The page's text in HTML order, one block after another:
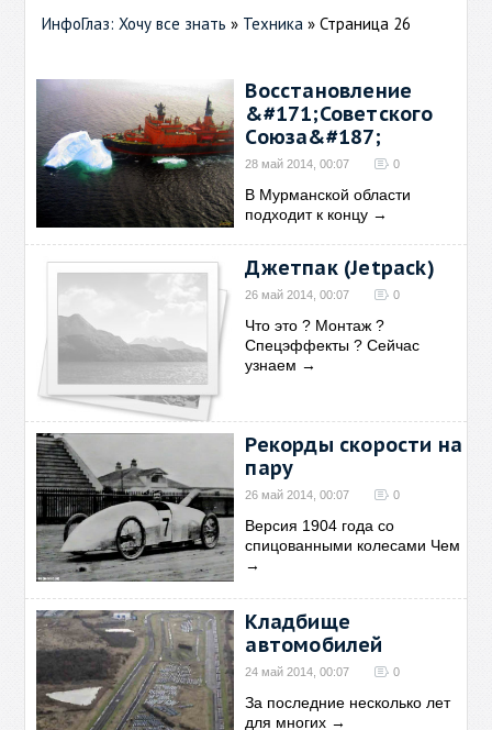
ИнфоГлаз: Хочу все знать » Техника » Страница 26
Восстановление
&#171;Советского
Союза&#187;
28 май 2014, 00:07 0
В Мурманской области
подходит к концу →
Джетпак (Jetpack)
26 май 2014, 00:07 0
Что это ? Монтаж ?
Спецэффекты ? Сейчас
узнаем →
Рекорды скорости на
пару
26 май 2014, 00:07 0
Версия 1904 года со
спицованными колесами Чем
→
Кладбище
автомобилей
24 май 2014, 00:07 0
За последние несколько лет
для многих →